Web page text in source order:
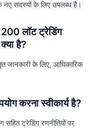
सदस्यों के लिए उपलब्ध है।
लॉट ट्रेडिंग
है?
जानकारी के लिए, आधिकारिक
करना स्वीकार्य है?
ट्रेडिंग रणनीतियों पर